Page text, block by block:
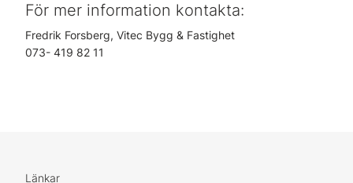
För mer information kontakta:
Fredrik Forsberg, Vitec Bygg & Fastighet
073- 419 82 11
Länkar